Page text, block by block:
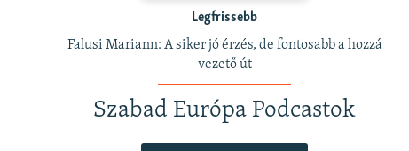
Legfrissebb
Falusi Mariann: A siker jó érzés, de fontosabb a hozzá
vezető út
Szabad Európa Podcastok